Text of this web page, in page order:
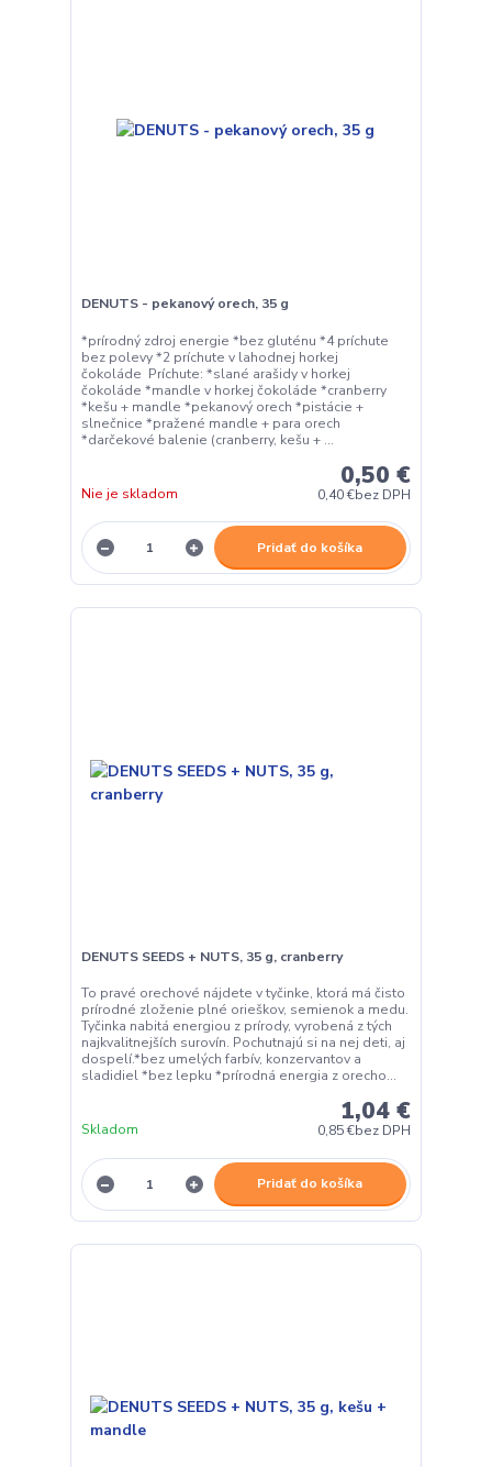
DENUTS - pekanový orech, 35 g
*prírodný zdroj energie *bez gluténu *4 príchute
bez polevy *2 príchute v lahodnej horkej
čokoláde Príchute: *slané arašidy v horkej
čokoláde *mandle v horkej čokoláde *cranberry
*kešu + mandle *pekanový orech *pistácie +
slnečnice *pražené mandle + para orech
*darčekové balenie (cranberry, kešu + ...
0,50 €
0,40 €bez DPH
Nie je skladom
Pridať do košíka
DENUTS SEEDS + NUTS, 35 g, cranberry
To pravé orechové nájdete v tyčinke, ktorá má čisto
prírodné zloženie plné orieškov, semienok a medu.
Tyčinka nabitá energiou z prírody, vyrobená z tých
najkvalitnejších surovín. Pochutnajú si na nej deti, aj
dospelí.*bez umelých farbív, konzervantov a
sladidiel *bez lepku *prírodná energia z orecho...
1,04 €
0,85 €bez DPH
Skladom
Pridať do košíka